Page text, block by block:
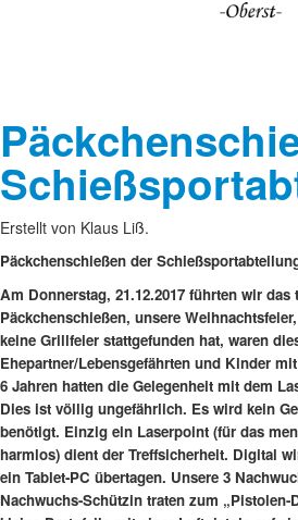
Erstellt von Klaus Liß.
Päckchenschießen der
Am Donnerstag, 21.12.2017 führten wir
Päckchenschießen, unsere
keine Grillfeier stattgefunden hat, waren
Ehepartner/Lebensgefährten und Kinder
6 Jahren hatten die Gelegenheit mit dem
Dies ist völlig ungefährlich. Es wird kein
benötigt. Einzig ein Laserpoint (für das
harmlos) dient der Treffsicherheit. Digital
ein Tablet-PC übertagen. Unsere 3
Nachwuchs-Schützin traten zum